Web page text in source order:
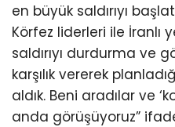
en büyük saldırıyı
Körfez liderleri ile İranlı
saldırıyı durdurma ve
karşılık vererek
aldık. Beni aradılar ve
anda görüşüyoruz”